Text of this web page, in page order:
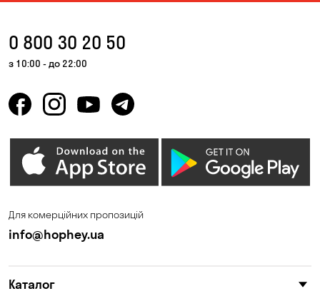
0 800 30 20 50
з 10:00 - до 22:00
Для комерційних пропозицій
info@hophey.ua
Каталог